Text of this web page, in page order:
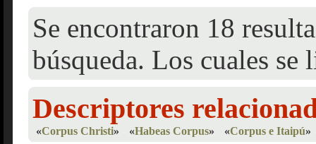
Se encontraron 18
búsqueda. Los cuales se
Descriptores
«Corpus Christi» «Habeas Corpus» «Corpus e Itaipú»